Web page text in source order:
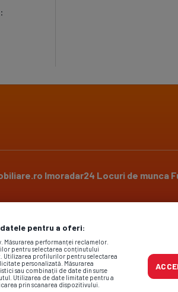
Imoradar24 Locuri de munca
pentru a oferi:
performanței reclamelor.
pentru selectarea conținutului
Utilizarea profilurilor pentru selectarea
personalizată. Măsurarea
sau combinații de date din surse
Utilizarea de date limitate pentru a
prin scanarea dispozitivului.